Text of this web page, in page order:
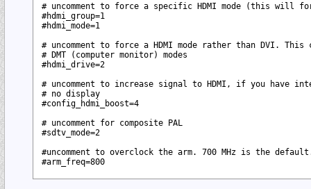
# uncomment to force a specific HDMI mode (this will
#hdmi_group=1
#hdmi_mode=1
# uncomment to force a HDMI mode rather than DVI. This
# DMT (computer monitor) modes
#hdmi_drive=2
# uncomment to increase signal to HDMI, if you have
# no display
#config_hdmi_boost=4
# uncomment for composite PAL
#sdtv_mode=2
#uncomment to overclock the arm. 700 MHz is the
#arm_freq=800